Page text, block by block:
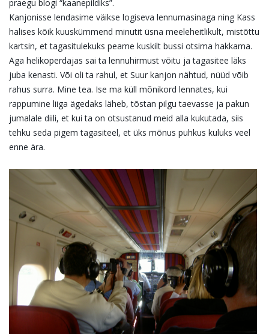
praegu blogi “kaanepildiks”.
Kanjonisse lendasime väikse logiseva lennumasinaga ning Kass
halises kõik kuuskümmend minutit üsna meeleheitlikult, mistõttu
kartsin, et tagasitulekuks peame kuskilt bussi otsima hakkama.
Aga helikoperdajas sai ta lennuhirmust võitu ja tagasitee läks
juba kenasti. Või oli ta rahul, et Suur kanjon nähtud, nüüd võib
rahus surra. Mine tea. Ise ma küll mõnikord lennates, kui
rappumine liiga ägedaks läheb, tõstan pilgu taevasse ja pakun
jumalale diili, et kui ta on otsustanud meid alla kukutada, siis
tehku seda pigem tagasiteel, et üks mõnus puhkus kuluks veel
enne ära.